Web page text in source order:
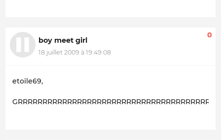
boy meet girl
18 juillet 2009 à 19:49:08
0
etoile69,